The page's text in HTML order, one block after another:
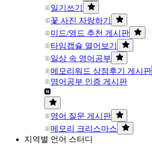
일기쓰기
꽃 사진 자랑하기
미드/영드 추천 게시판
타임캡슐 열어보기
일상 속 영어공부
메모리워드 상점후기 게시판
영어공부 인증 게시판
영어 질문 게시판
메모리 크리스마스
지역별 언어 스터디